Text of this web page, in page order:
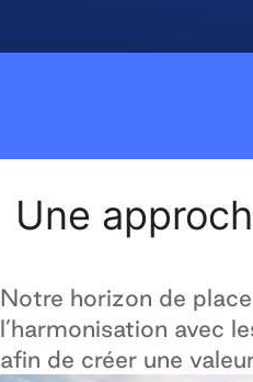
Une
Notre horizon de
l’harmonisation avec
afin de créer une